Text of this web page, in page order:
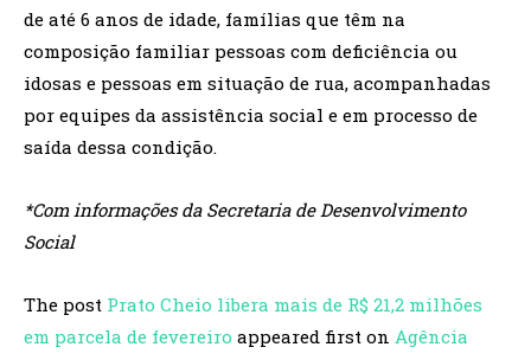
de até 6 anos de idade, famílias que têm na
composição familiar pessoas com deficiência ou
idosas e pessoas em situação de rua, acompanhadas
por equipes da assistência social e em processo de
saída dessa condição.
*Com informações da Secretaria de Desenvolvimento
Social
The post Prato Cheio libera mais de R$ 21,2 milhões
em parcela de fevereiro appeared first on Agência